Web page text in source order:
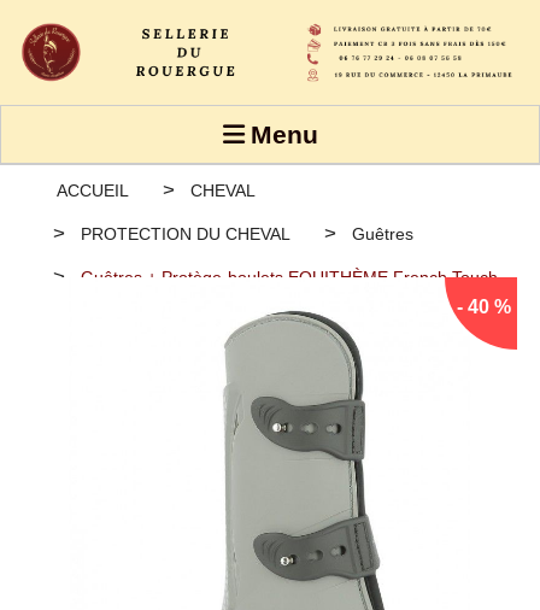
Menu
ACCUEIL CHEVAL
PROTECTION DU CHEVAL Guêtres
Guêtres + Protège-boulets EQUITHÈME French Touch
- 40 %